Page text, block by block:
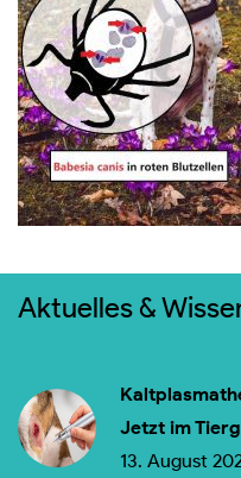
Aktuelles &
Jetzt im
13. August